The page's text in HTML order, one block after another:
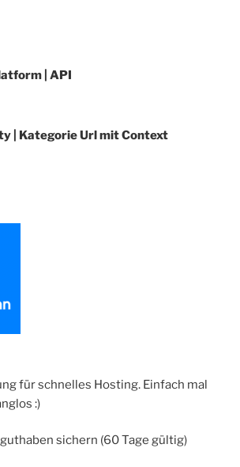
| API
| Kategorie Url mit Context
für schnelles Hosting. Einfach mal
:)
sichern (60 Tage gültig)